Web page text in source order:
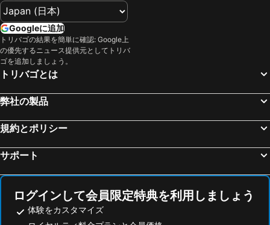
Googleに追加
トリバゴの結果を簡単に確認: Google上
の優先するニュース提供元としてトリバ
ゴを追加しましょう。
トリバゴとは
弊社の製品
規約とポリシー
サポート
ログインして会員限定特典を利用しましょう
体験をカスタマイズ